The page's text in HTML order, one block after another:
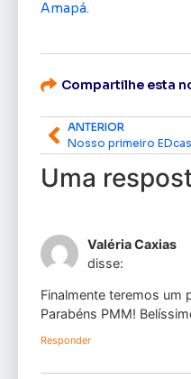
Amapá.
Compartilhe esta
ANTERIOR
Uma
Valéria Caxias
disse:
Finalmente teremos um
Parabéns PMM!
Responder